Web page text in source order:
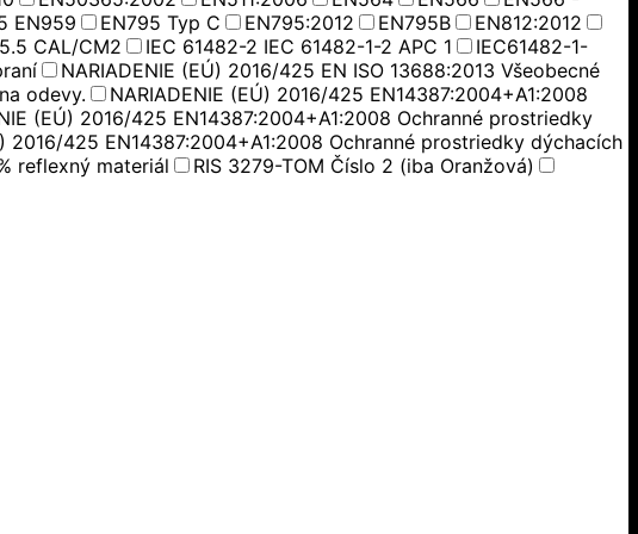
EN959 EN795 Typ C EN795:2012 EN795B
EN812:2012
CAL/CM2 IEC 61482-2 IEC 61482-1-2 APC 1
IEC61482-1-
NARIADENIE (EÚ) 2016/425 EN ISO 13688:2013 Všeobecné
odevy.
NARIADENIE (EÚ) 2016/425 EN14387:2004+A1:2008
(EÚ) 2016/425 EN14387:2004+A1:2008 Ochranné prostriedky
2016/425 EN14387:2004+A1:2008 Ochranné prostriedky dýchacích
reflexný materiál
RIS 3279-TOM Číslo 2 (iba Oranžová)